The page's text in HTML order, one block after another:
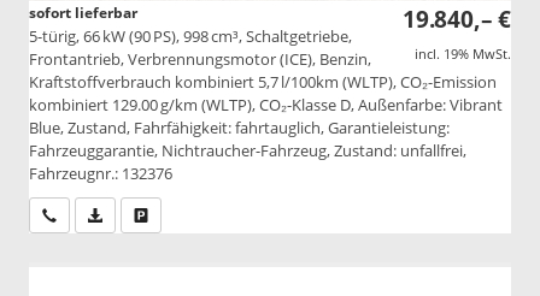
19.840,– €
incl. 19% MwSt.
sofort lieferbar
5-türig, 66 kW (90 PS), 998 cm³, Schaltgetriebe,
Frontantrieb, Verbrennungsmotor (ICE), Benzin,
Kraftstoffverbrauch kombiniert 5,7 l/100km (WLTP), CO₂-Emission
kombiniert 129.00 g/km (WLTP), CO₂-Klasse D, Außenfarbe: Vibrant
Blue, Zustand, Fahrfähigkeit: fahrtauglich, Garantieleistung:
Fahrzeuggarantie, Nichtraucher-Fahrzeug, Zustand: unfallfrei,
Fahrzeugnr.: 132376
Wir rufen Sie anPDF-Datei, Fahrzeugexposé drucken